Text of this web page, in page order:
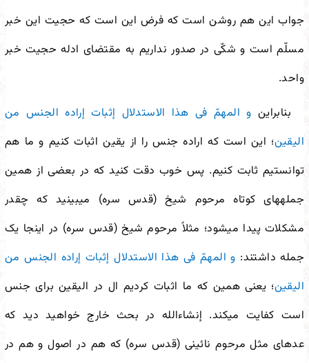
جواب این هم روشن است که فرض این است که حجیت این خبر
مسلّم است و شکّی در صدور نداریم به مقتضای ادله حجیت خبر
واحد.
بنابراین و المهمّ فی هذا الاستدلال إثبات إراده الجنس من
الیقین؛ این است که اراده جنس را از یقین اثبات کنیم و ما هم
توانستیم ثابت کنیم. پس خوب دقت کنید که در بعضی از همین
جملههای کوتاه مرحوم شیخ (قدس سره) میبینید که چقدر
مشکلات پیدا میشود؛ مثلاً مرحوم شیخ (قدس سره) در اینجا یک
جمله داشتند: و المهمّ فی هذا الاستدلال إثبات إراده الجنس من
الیقین؛ یعنی همین که ما اثبات کردیم ال در الیقین برای جنس
است کفایت میکند. إنشاءالله در بحث خارج خواهید دید که
عدهای مثل مرحوم نائینی (قدس سره) که هم در اصول و هم در